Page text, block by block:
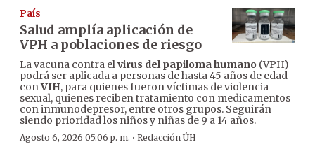
País
Salud amplía aplicación de
VPH a poblaciones de riesgo
La vacuna contra elvirus del papiloma humano (VPH)
podrá ser aplicada a personas de hasta 45 años de edad
conVIH, para quienes fueron víctimas de violencia
sexual, quienes reciben tratamiento con medicamentos
con inmunodepresor, entre otros grupos. Seguirán
siendo prioridad los niños y niñas de 9 a 14 años.
Agosto 6, 2026 05:06 p. m. · Redacción ÚH